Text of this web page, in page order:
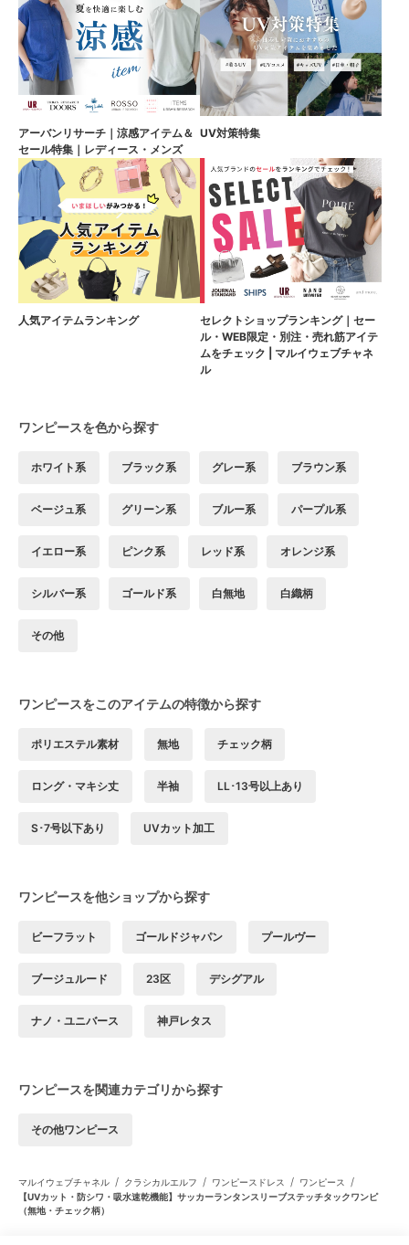
アーバンリサーチ｜涼感アイテム＆
セール特集｜レディース・メンズ
UV対策特集
人気アイテムランキング
セレクトショップランキング｜セー
ル・WEB限定・別注・売れ筋アイテ
ムをチェック | マルイウェブチャネ
ル
ワンピースを色から探す
ホワイト系 ブラック系 グレー系 ブラウン系
ベージュ系 グリーン系 ブルー系 パープル系
イエロー系 ピンク系 レッド系 オレンジ系
シルバー系 ゴールド系 白無地 白織柄
その他
ワンピースをこのアイテムの特徴から探す
ポリエステル素材 無地 チェック柄
ロング・マキシ丈 半袖 LL･13号以上あり
S･7号以下あり UVカット加工
ワンピースを他ショップから探す
ビーフラット ゴールドジャパン プールヴー
ブージュルード 23区 デシグアル
ナノ・ユニバース 神戸レタス
ワンピースを関連カテゴリから探す
その他ワンピース
マルイウェブチャネル / クラシカルエルフ / ワンピースドレス / ワンピース /
【UVカット・防シワ・吸水速乾機能】サッカーランタンスリーブステッチタックワンピ
（無地・チェック柄）